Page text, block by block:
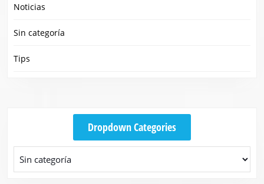
Noticias
Sin categoría
Tips
Dropdown Categories